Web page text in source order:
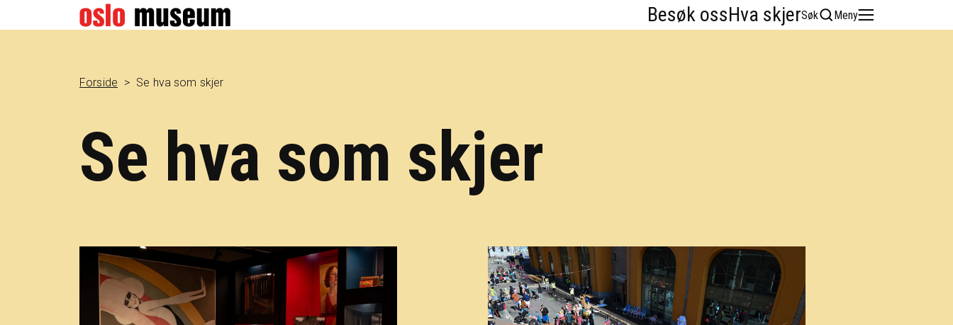
Besøk ossHva skjerEnglish
Søk Meny
Forside Se hva som skjer
Se hva som skjer